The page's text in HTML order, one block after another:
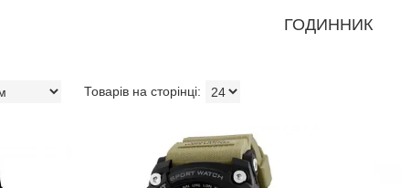
ГОДИННИК